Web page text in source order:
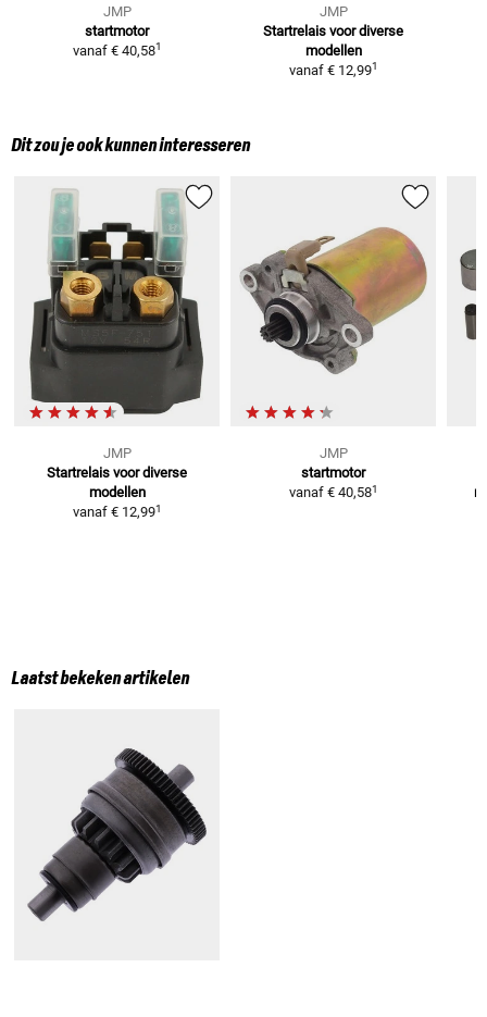
JMP
startmotor
vanaf € 40,581
JMP
Startrelais voor diverse
modellen
vanaf € 12,991
Dit zou je ook kunnen interesseren
JMP
Startrelais voor diverse
modellen
vanaf € 12,991
JMP
startmotor
vanaf € 40,581
Laatst bekeken artikelen